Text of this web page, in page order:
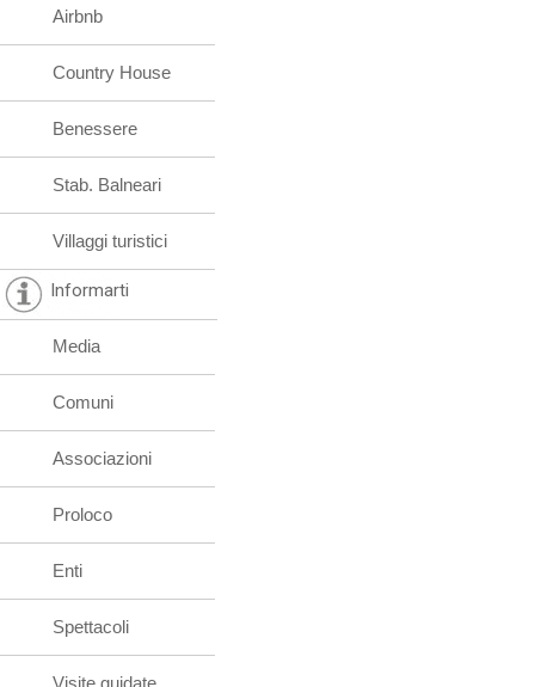
Airbnb
Country House
Benessere
Stab. Balneari
Villaggi turistici
Informarti
Media
Comuni
Associazioni
Proloco
Enti
Spettacoli
Visite guidate